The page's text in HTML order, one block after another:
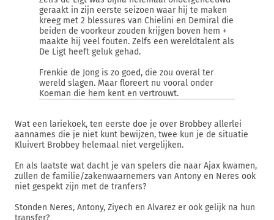
geraakt in zijn eerste seizoen waar hij te maken
kreeg met 2 blessures van Chielini en Demiral die
beiden de voorkeur zouden krijgen boven hem +
maakte hij veel fouten. Zelfs een wereldtalent als
De Ligt heeft geluk gehad.
Frenkie de Jong is zo goed, die zou overal ter
wereld slagen. Maar floreert nu vooral onder
Koeman die hem kent en vertrouwt.
Wat een lariekoek, ten eerste doe je over Brobbey allerlei
aannames die je niet kunt bewijzen, twee kun je de situatie
Kluivert Brobbey helemaal niet vergelijken.
En als laatste wat dacht je van spelers die naar Ajax kwamen,
zullen de familie/zakenwaarnemers van Antony en Neres ook
niet gespekt zijn met de tranfers?
Stonden Neres, Antony, Ziyech en Alvarez er ook gelijk na hun
transfer?